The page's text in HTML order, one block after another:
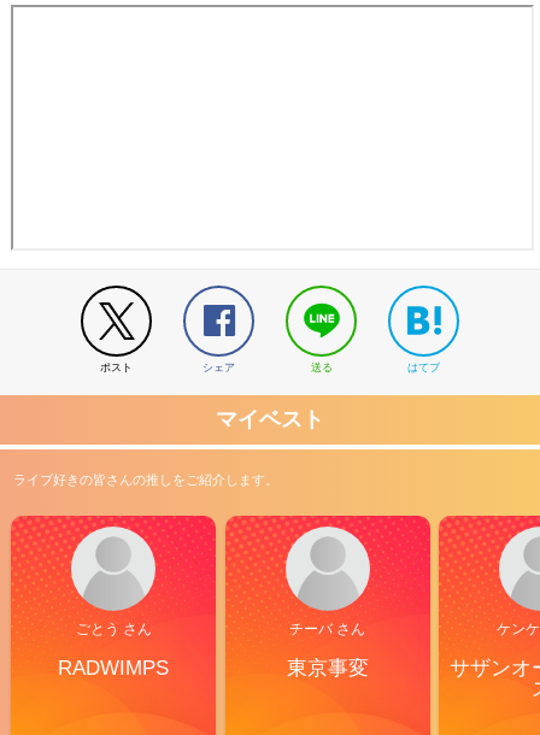
ポスト シェア 送る はてブ
マイベスト
ライブ好きの皆さんの推しをご紹介します。
ごとう さん
RADWIMPS
チーバ さん
東京事変
ケン
サザンオ